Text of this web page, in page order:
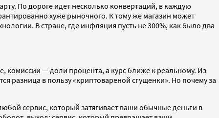
По дороге идет несколько конвертаций, в каждую
хуже рыночного. К тому же магазин может
В стране, где инфляция пусть не 300%, как было два
комиссии — доли процента, а курс ближе к реальному. Из
разница в пользу «криптовареной сгущенки». Но почему за
сервис, который затягивает ваши обычные деньги в